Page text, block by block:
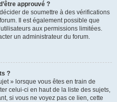
approuvé ?
de soumettre à des vérifications
Il est également possible que
aux permissions limitées.
un administrateur du forum.
?
» lorsque vous êtes en train de
celui-ci en haut de la liste des sujets,
si vous ne voyez pas ce lien, cette